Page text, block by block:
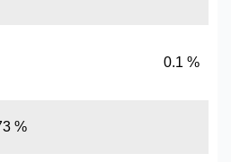
0.1 %
%